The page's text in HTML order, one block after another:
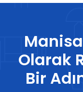
Olarak
Bir